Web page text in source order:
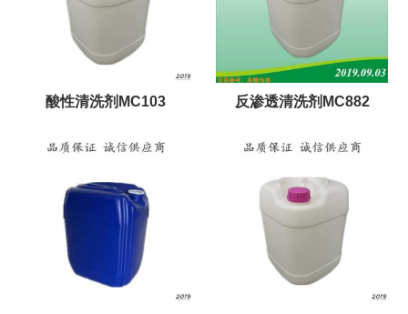
酸性清洗剂MC103 反渗透清洗剂MC882